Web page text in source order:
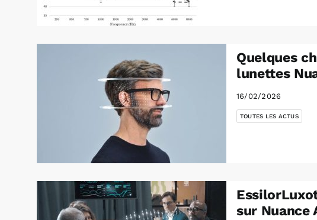
Quelques
lunettes
16/02/2026
TOUTES LES ACTUS
sur Nuance